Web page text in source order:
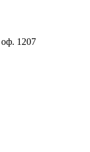
1207